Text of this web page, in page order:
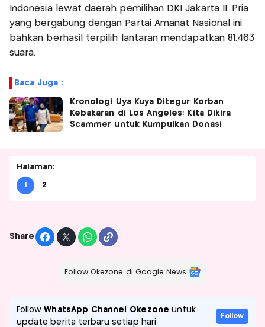
Indonesia lewat daerah pemilihan DKI Jakarta II. Pria
yang bergabung dengan Partai Amanat Nasional ini
bahkan berhasil terpilih lantaran mendapatkan 81.463
suara.
Baca Juga :
Kronologi Uya Kuya Ditegur Korban
Kebakaran di Los Angeles: Kita Dikira
Scammer untuk Kumpulkan Donasi
Halaman:
1 2
Share
Follow Okezone di Google News
FollowWhatsApp Channel Okezone untuk
update berita terbaru setiap hari
Follow